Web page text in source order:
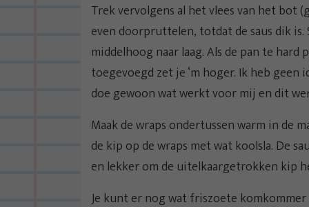
Trek vervolgens al het vlees van het
even doorpruttelen, totdat de saus dik
middelhoog naar laag. Als de pan te
toegevoegd zet je ‘m hoger. Ik heb
doe gewoon wat werkt voor mij en dit
Maak de wraps ondertussen warm in de
de kip op de wraps met wat koolsla. De
en lekker om de uitelkaargetrokken kip
Je kunt er nog wat friszoete